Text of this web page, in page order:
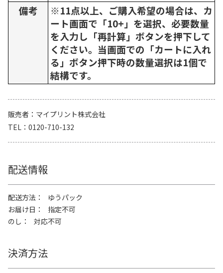
備考
※11点以上、ご購入希望の場合は、カ
ート画面で「10+」を選択、必要数量
を入力し「再計算」ボタンを押下して
ください。当画面での「カートに入れ
る」ボタン押下時の数量選択は1個で
結構です。
販売者
マイプリント株式会社
TEL
0120-710-132
配送情報
配送方法
ゆうパック
お届け日
指定不可
のし
対応不可
決済方法